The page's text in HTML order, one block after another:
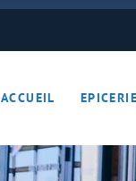
ACCUEIL
Boulangerie
Conserves